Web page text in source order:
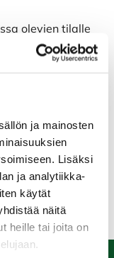
ja mainosten
Lisäksi
ja analytiikka-
käytät
näitä
heille tai joita on
olevien tilalle
seuran